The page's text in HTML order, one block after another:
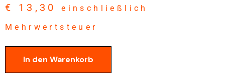
€ 13,30
einschließlich
Mehrwertsteuer
In den Warenkorb